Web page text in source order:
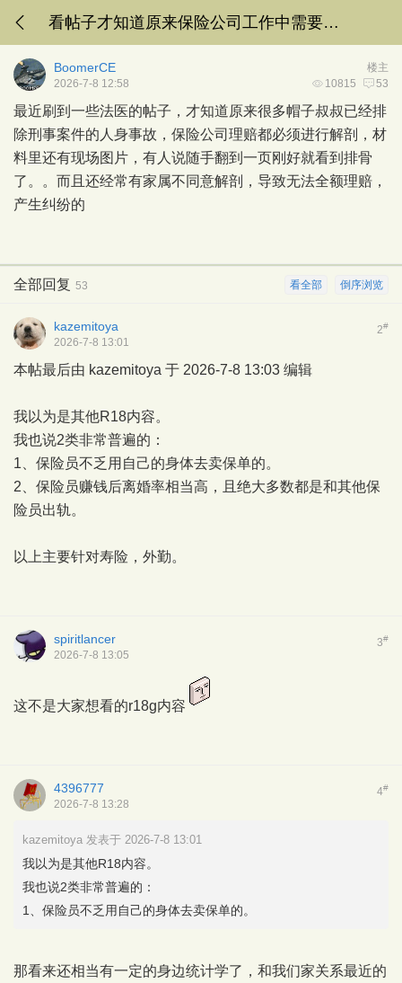
看帖子才知道原来保险公司工作中需要接触到 R18G 内容的概率还不小
楼主
BoomerCE
10815 53
2026-7-8 12:58
最近刷到一些法医的帖子，才知道原来很多帽子叔叔已经排
除刑事案件的人身事故，保险公司理赔都必须进行解剖，材
料里还有现场图片，有人说随手翻到一页刚好就看到排骨
了。。而且还经常有家属不同意解剖，导致无法全额理赔，
产生纠纷的
倒序浏览
看全部
全部回复 53
2#
kazemitoya
2026-7-8 13:01
本帖最后由 kazemitoya 于 2026-7-8 13:03 编辑
我以为是其他R18内容。
我也说2类非常普遍的：
1、保险员不乏用自己的身体去卖保单的。
2、保险员赚钱后离婚率相当高，且绝大多数都是和其他保
险员出轨。
以上主要针对寿险，外勤。
3#
spiritlancer
2026-7-8 13:05
这不是大家想看的r18g内容
4#
4396777
2026-7-8 13:28
kazemitoya 发表于 2026-7-8 13:01
我以为是其他R18内容。
我也说2类非常普遍的：
1、保险员不乏用自己的身体去卖保单的。
那看来还相当有一定的身边统计学了，和我们家关系最近的